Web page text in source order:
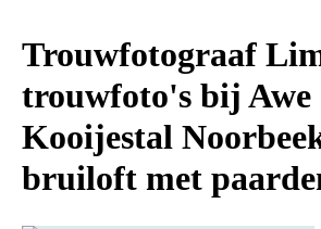
Trouwfotograaf
trouwfoto's bij Awe
Kooijestal
bruiloft met